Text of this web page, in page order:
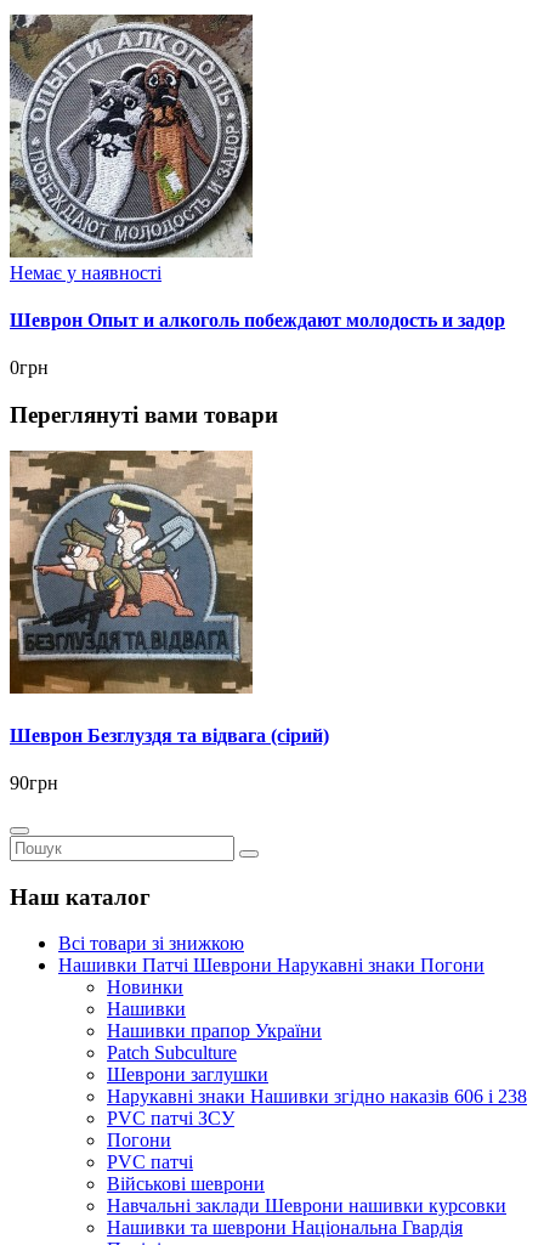
Немає у наявності
Шеврон Опыт и алкоголь побеждают молодость и задор
0грн
Переглянуті вами товари
Шеврон Безглуздя та відвага (сірий)
90грн
Наш каталог
Всі товари зі знижкою
Нашивки Патчі Шеврони Нарукавні знаки Погони
Новинки
Нашивки
Нашивки прапор України
Рatch Subculture
Шеврони заглушки
Нарукавні знаки Нашивки згідно наказів 606 і 238
PVC патчі ЗСУ
Погони
PVC патчі
Військові шеврони
Навчальні заклади Шеврони нашивки курсовки
Нашивки та шеврони Національна Гвардія